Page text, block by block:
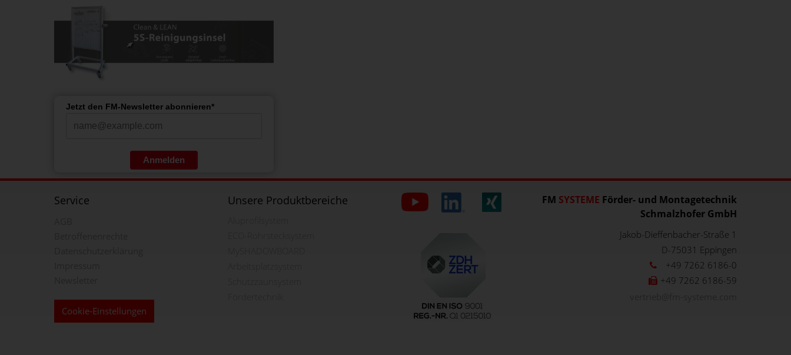
Jetzt den FM-Newsletter abonnieren*
Anmelden
Service
Cookie-Einstellungen
Unsere Produktbereiche FM SYSTEME Förder- und Montagetechnik
Schmalzhofer GmbH
Jakob-Dieffenbacher-Straße 1
D-75031 Eppingen
+49 7262 6186-0
+49 7262 6186-59